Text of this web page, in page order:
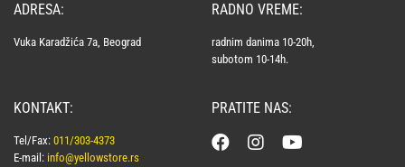
ADRESA:
Vuka Karadžića 7a, Beograd
KONTAKT:
Tel/Fax: 011/303-4373
E-mail: info@yellowstore.rs
RADNO VREME:
radnim danima 10-20h,
subotom 10-14h.
PRATITE NAS: